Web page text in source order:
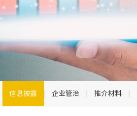
信息披露 企业管治 推介材料